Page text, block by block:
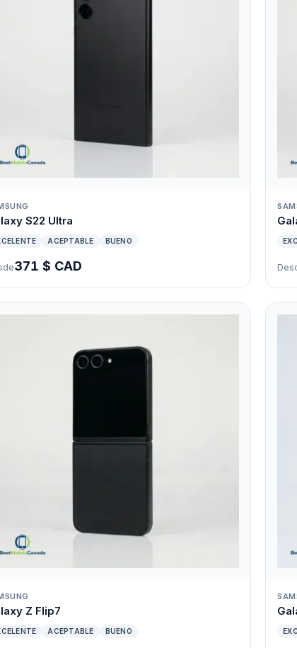
S22 Ultra
ACEPTABLE BUENO
371 $ CAD
Z Flip7
ACEPTABLE BUENO